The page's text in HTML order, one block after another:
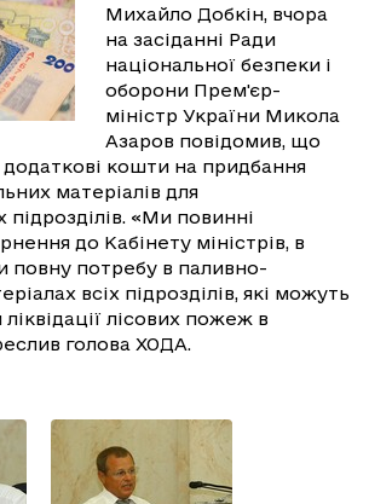
Михайло Добкін, вчора
на засіданні Ради
національної безпеки і
оборони Прем'єр-
міністр України Микола
Азаров повідомив, що
додаткові кошти на придбання
матеріалів для
«Ми повинні
до Кабінету міністрів, в
повну потребу в паливно-
всіх підрозділів, які можуть
ліквідації лісових пожеж в
голова ХОДА.